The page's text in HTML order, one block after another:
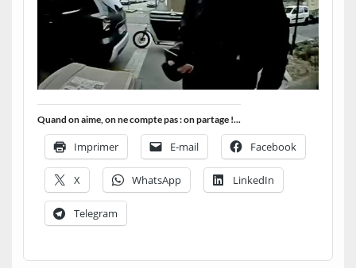
Quand on aime, on ne compte pas : on partage !...
Imprimer E-mail Facebook
X WhatsApp LinkedIn
Telegram